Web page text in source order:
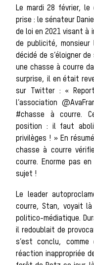
Les
meute
Les
chasse
Le mardi 28 février,
prise : le sénateur
de loi en 2021 visant à
de publicité, monsieur
décidé de s’éloigner
une chasse à courre
surprise, il en était
sur Twitter : «
l’association
#chasse à courre.
position : il faut
privilèges ! » En
chasse à courre
courre. Enorme pas
sujet !
Le leader
courre, Stan, voyait là
politico-médiatique.
il redoublait de
s’est conclu,
réaction inappropriée